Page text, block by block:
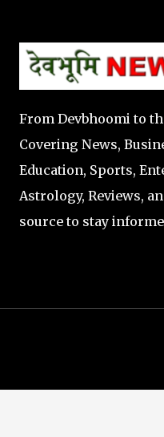
From Devbhoomi to
Covering News,
Education, Sports,
Astrology, Reviews,
source to stay